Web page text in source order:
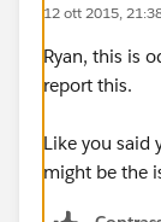
12 ott 2015,
Ryan, this is
report this.
Like you said
might be the